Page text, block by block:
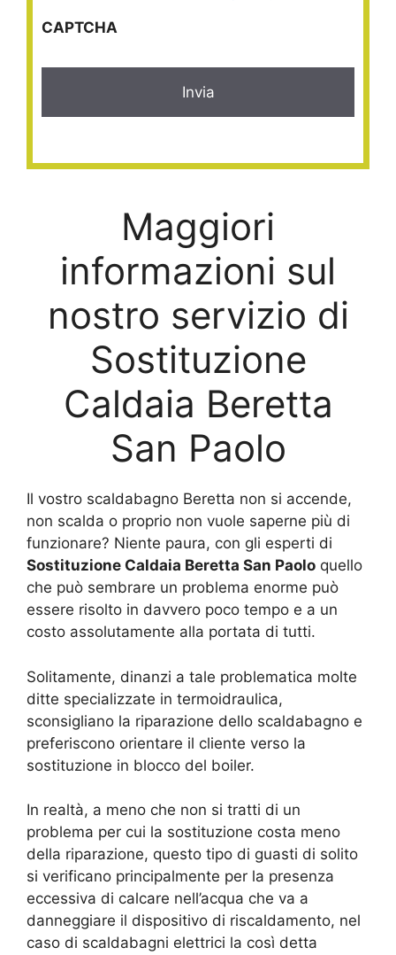
CAPTCHA
Maggiori
informazioni sul
nostro servizio di
Sostituzione
Caldaia Beretta
San Paolo
Il vostro scaldabagno Beretta non si accende,
non scalda o proprio non vuole saperne più di
funzionare? Niente paura, con gli esperti di
Sostituzione Caldaia Beretta San Paolo quello
che può sembrare un problema enorme può
essere risolto in davvero poco tempo e a un
costo assolutamente alla portata di tutti.
Solitamente, dinanzi a tale problematica molte
ditte specializzate in termoidraulica,
sconsigliano la riparazione dello scaldabagno e
preferiscono orientare il cliente verso la
sostituzione in blocco del boiler.
In realtà, a meno che non si tratti di un
problema per cui la sostituzione costa meno
della riparazione, questo tipo di guasti di solito
si verificano principalmente per la presenza
eccessiva di calcare nell’acqua che va a
danneggiare il dispositivo di riscaldamento, nel
caso di scaldabagni elettrici la così detta